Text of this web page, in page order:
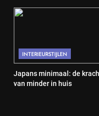
INTERIEURSTIJLEN
Japans minimaal: de
van minder in huis